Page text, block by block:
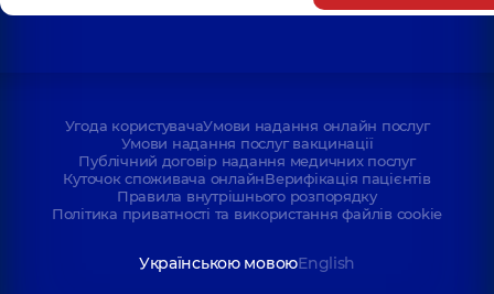
Угода користувачаУмови надання онлайн послуг
Умови надання послуг вакцинації
Публічний договір надання медичних послуг
Куточок споживача онлайнВерифікація пацієнтів
Правила внутрішнього розпорядку
Політика приватності та використання файлів cookie
Українською мовоюEnglish